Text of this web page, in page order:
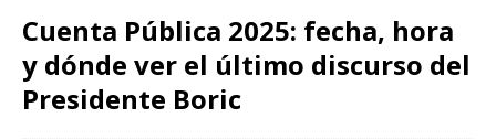
Cuenta Pública 2025: fecha, hora
y dónde ver el último discurso del
Presidente Boric